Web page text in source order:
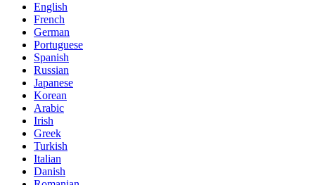
English
French
German
Portuguese
Spanish
Russian
Japanese
Korean
Arabic
Irish
Greek
Turkish
Italian
Danish